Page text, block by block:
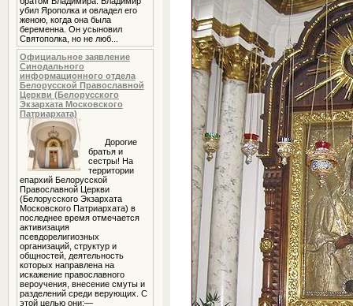
убил Ярополка и овладел его
женою, когда она была
беременна. Он усыновил
Святополка, но не люб...
Официальное заявление
Синодального
информационного отдела
Белорусской Православной
Церкви (Белорусского
Экзархата Московского
Патриархата)
Дорогие
братья и
сестры! На
территории
епархий Белорусской
Православной Церкви
(Белорусского Экзархата
Московского Патриархата) в
последнее время отмечается
активизация
псевдорелигиозных
организаций, структур и
общностей, деятельность
которых направлена на
искажение православного
вероучения, внесение смуты и
разделений среди верующих. С
этой целью они:—